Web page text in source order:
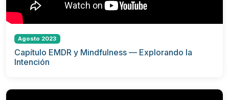
Agosto 2023
Capítulo EMDR y Mindfulness — Explorando la
Intención